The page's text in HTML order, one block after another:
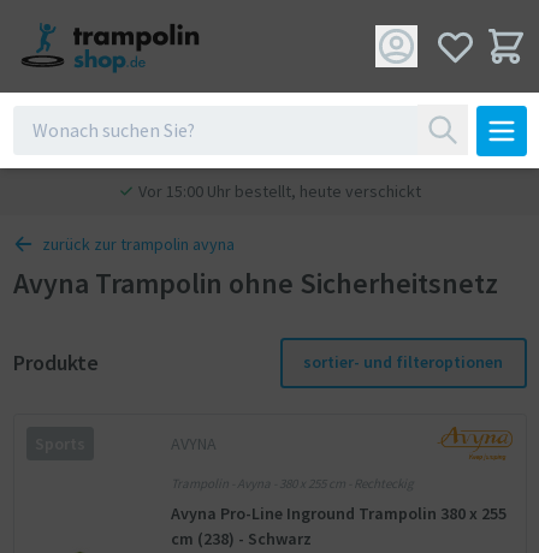
Vor 15:00 Uhr bestellt, heute verschickt
zurück zur trampolin avyna
Avyna Trampolin ohne Sicherheitsnetz
Produkte sortier- und filteroptionen
AVYNA
Trampolin - Avyna - 380 x 255 cm - Rechteckig
Avyna Pro-Line Inground Trampolin 380 x 255
cm (238) - Schwarz